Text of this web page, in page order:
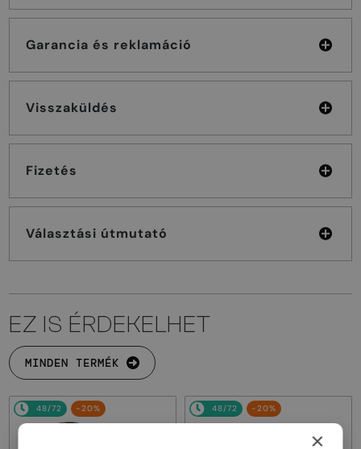
Garancia és reklamáció
Visszaküldés
Fizetés
Választási útmutató
EZ IS ÉRDEKELHET
MINDEN TERMÉK
48/72 -20% 48/72 -20%
×